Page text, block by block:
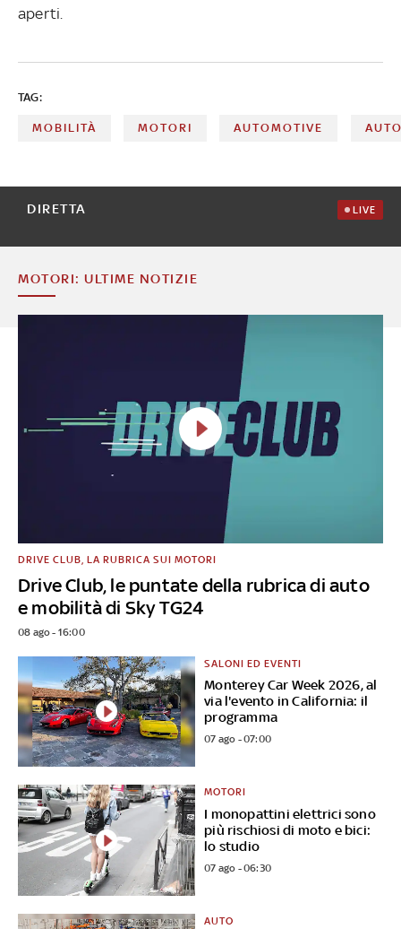
aperti.
TAG:
MOBILITÀ MOTORI AUTOMOTIVE
DIRETTA LIVE
MOTORI: ULTIME NOTIZIE
Drive Club, le puntate della rubrica di auto
e mobilità di Sky TG24
DRIVE CLUB, LA RUBRICA SUI MOTORI
08 ago - 16:00
Monterey Car Week 2026, al
via l'evento in California: il
programma
SALONI ED EVENTI
07 ago - 07:00
I monopattini elettrici sono
più rischiosi di moto e bici:
lo studio
MOTORI
07 ago - 06:30
AUTO